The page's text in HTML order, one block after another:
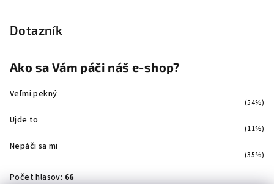
Dotazník
Ako sa Vám páči náš e-shop?
Veľmi pekný
(54%)
Ujde to
(11%)
Nepáči sa mi
(35%)
Počet hlasov: 66